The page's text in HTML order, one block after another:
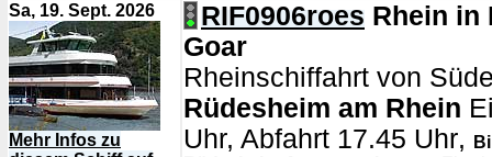
Sa, 19. Sept. 2026
Mehr Infos zu
RIF0906roes Rhein in
Goar
Rheinschiffahrt von
Rüdesheim am Rhein
Uhr, Abfahrt 17.45 Uhr,